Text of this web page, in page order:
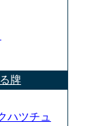
牌
ハツチュ